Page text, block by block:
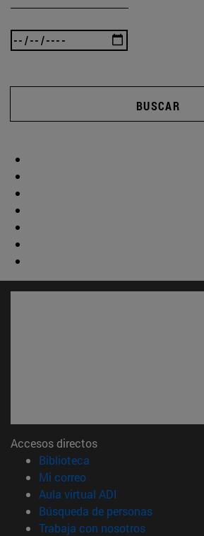
BUSCAR
Accesos directos
Biblioteca
Mi correo(abre en nueva ventana)
Aula virtual ADI
Búsqueda de personas(abre en
Trabaja con nosotros(abre en